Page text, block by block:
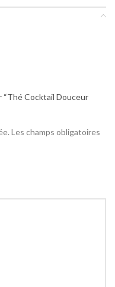
“Thé Cocktail Douceur
Les champs obligatoires